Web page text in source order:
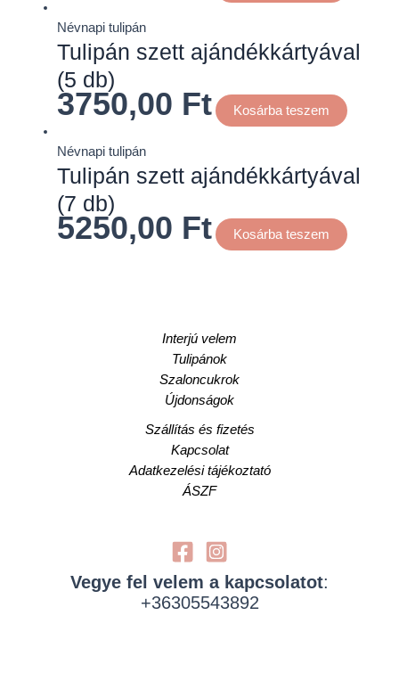
Névnapi tulipán
Tulipán szett ajándékkártyával
(5 db)
3750,00 Ft Kosárba teszem
Névnapi tulipán
Tulipán szett ajándékkártyával
(7 db)
5250,00 Ft Kosárba teszem
Interjú velem
Tulipánok
Szaloncukrok
Újdonságok
Szállítás és fizetés
Kapcsolat
Adatkezelési tájékoztató
ÁSZF
Vegye fel velem a kapcsolatot:
+36305543892